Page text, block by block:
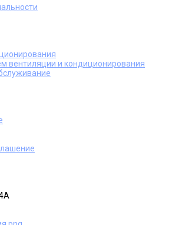
вентиляции и кондиционирования